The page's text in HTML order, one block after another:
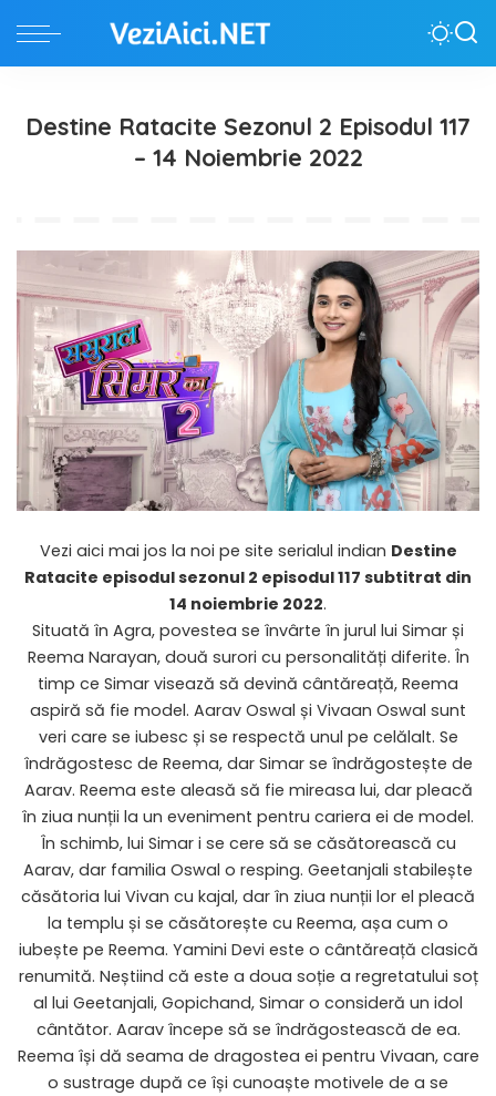
Destine Ratacite Sezonul 2 Episodul 117
– 14 Noiembrie 2022
Vezi aici mai jos la noi pe site serialul indian Destine
Ratacite episodul sezonul 2 episodul 117 subtitrat din
14 noiembrie 2022.
Situată în Agra, povestea se învârte în jurul lui Simar și
Reema Narayan, două surori cu personalități diferite. În
timp ce Simar visează să devină cântăreață, Reema
aspiră să fie model. Aarav Oswal și Vivaan Oswal sunt
veri care se iubesc și se respectă unul pe celălalt. Se
îndrăgostesc de Reema, dar Simar se îndrăgostește de
Aarav. Reema este aleasă să fie mireasa lui, dar pleacă
în ziua nunții la un eveniment pentru cariera ei de model.
În schimb, lui Simar i se cere să se căsătorească cu
Aarav, dar familia Oswal o resping. Geetanjali stabilește
căsătoria lui Vivan cu kajal, dar în ziua nunții lor el pleacă
la templu și se căsătorește cu Reema, așa cum o
iubește pe Reema. Yamini Devi este o cântăreață clasică
renumită. Neștiind că este a doua soție a regretatului soț
al lui Geetanjali, Gopichand, Simar o consideră un idol
cântător. Aarav începe să se îndrăgostească de ea.
Reema își dă seama de dragostea ei pentru Vivaan, care
o sustrage după ce își cunoaște motivele de a se